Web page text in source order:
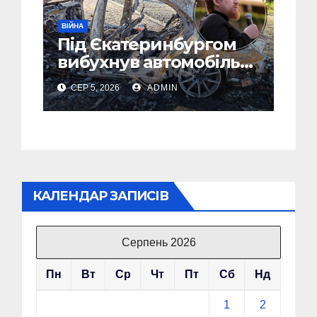
ВІЙНА
Під Єкатеринбургом
вибухнув автомобіль
голови компанії-
виробника дронів
“Упир” – перші
СЕР 5, 2026 ADMIN
КАЛЕНДАР ЗАПИСІВ
Серпень 2026
Пн Вт Ср Чт Пт Сб Нд
1 2